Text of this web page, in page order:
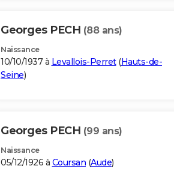
Georges PECH (88 ans)
Naissance
10/10/1937 à Levallois-Perret(Hauts-de-
Seine)
Georges PECH (99 ans)
Naissance
05/12/1926 à Coursan (Aude)